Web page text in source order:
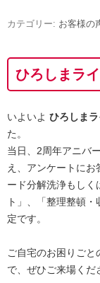
カテゴリー: お客様の
ひろしまラ
いよいよ ひろしま
た。
当日、2周年アニバ
え、アンケートに
ード分解洗浄もしく
ト」、「整理整頓
定です。
ご自宅のお困りご
で、ぜひご来場くだ